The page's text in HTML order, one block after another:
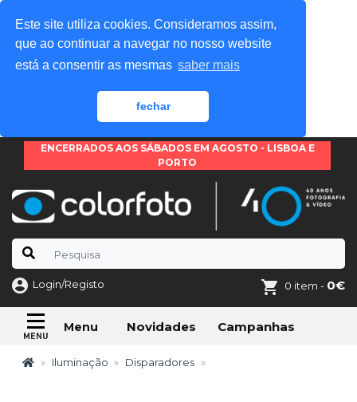
Este site utiliza cookies. Consideramos assim,
que ao continuar a navegar no nosso website
está a consentir as mesmas saber mais
fechar
ENCERRADOS AOS SÁBADOS EM AGOSTO - LISBOA E
PORTO
Login/Registo 0 item - 0€
Menu Novidades Campanhas
Iluminação Disparadores